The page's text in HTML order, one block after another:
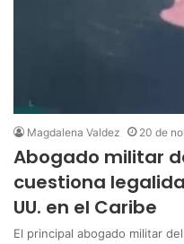
Magdalena Valdez 20 de
Abogado militar
cuestiona
UU. en el Caribe
El principal abogado militar